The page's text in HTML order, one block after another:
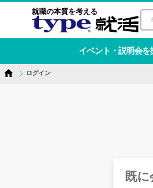
就職の本質を考える
イベント・説明会を
ログイン
既